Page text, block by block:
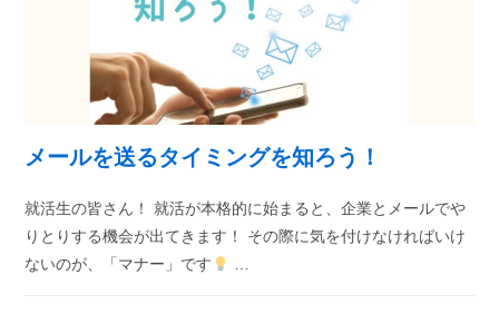
メールを送るタイミングを知ろう！
就活生の皆さん！ 就活が本格的に始まると、企業とメールでや
りとりする機会が出てきます！ その際に気を付けなければいけ
ないのが、「マナー」です
…